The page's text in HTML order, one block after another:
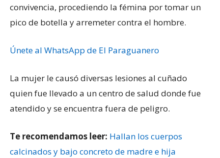
convivencia, procediendo la fémina por tomar un
pico de botella y arremeter contra el hombre.
Únete al WhatsApp de El Paraguanero
La mujer le causó diversas lesiones al cuñado
quien fue llevado a un centro de salud donde fue
atendido y se encuentra fuera de peligro.
Te recomendamos leer: Hallan los cuerpos
calcinados y bajo concreto de madre e hija